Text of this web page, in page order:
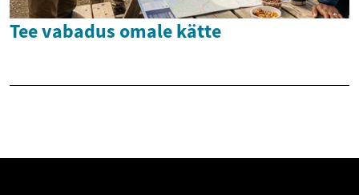
Tee vabadus omale kätte